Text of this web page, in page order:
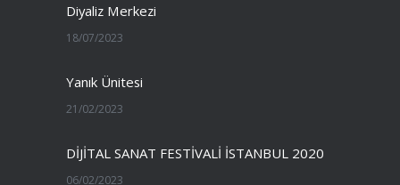
Diyaliz Merkezi
18/07/2023
Yanık Ünitesi
21/02/2023
DİJİTAL SANAT FESTİVALİ İSTANBUL 2020
06/02/2023